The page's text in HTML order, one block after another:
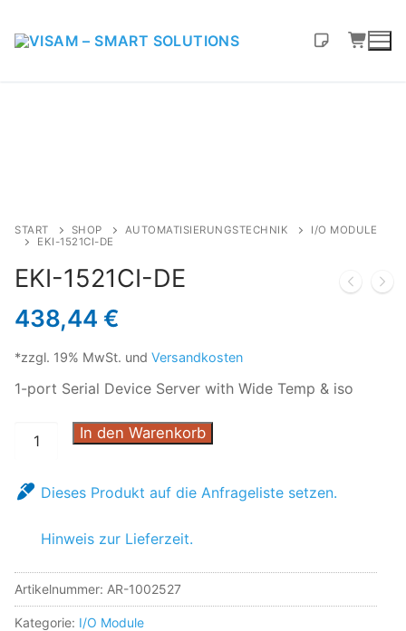
START SHOP AUTOMATISIERUNGSTECHNIK
I/O MODULE
EKI-1521CI-DE
EKI-1521CI-DE
438,44 €
*zzgl. 19% MwSt. und Versandkosten
1-port Serial Device Server with Wide Temp & iso
In den Warenkorb
Dieses Produkt auf die Anfrageliste setzen.
Hinweis zur Lieferzeit.
Artikelnummer: AR-1002527
Kategorie: I/O Module